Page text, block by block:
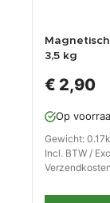
3,5 kg
€ 2,90
Op
Gewicht:
Incl. BTW /
Verzendkosten